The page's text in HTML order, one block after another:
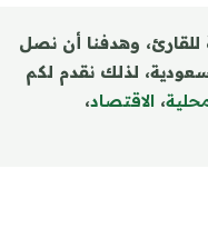
وهدفنا أن نصل
لذلك نقدم لكم
، الاقتصاد،